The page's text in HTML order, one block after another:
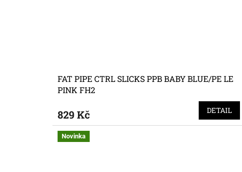
FAT PIPE CTRL SLICKS PPB BABY BLUE/PE LE
PINK FH2
829 Kč DETAIL
Novinka